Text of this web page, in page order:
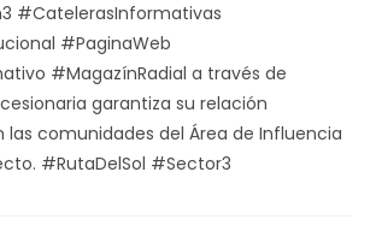
#CatelerasInformativas
#PaginaWeb
#MagazínRadial a través de
garantiza su relación
comunidades del Área de Influencia
#RutaDelSol #Sector3